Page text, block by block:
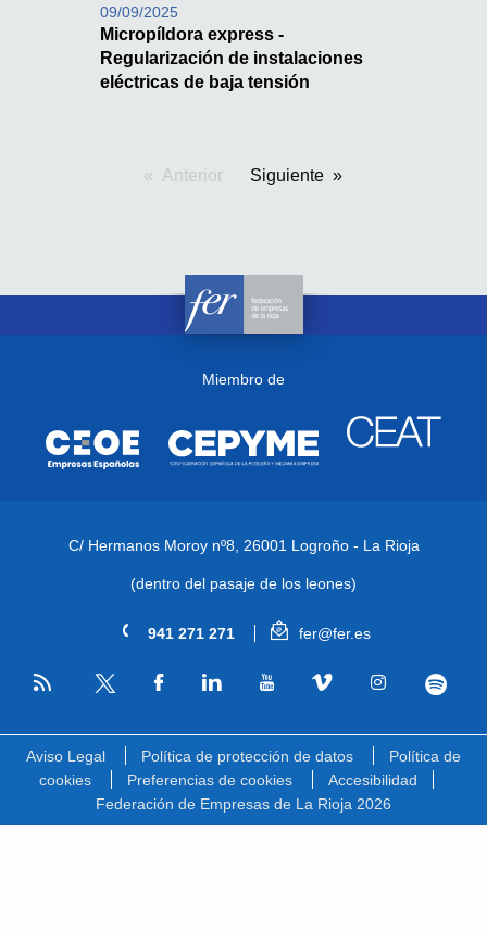
09/09/2025
Micropíldora express -
Regularización de instalaciones
eléctricas de baja tensión
Anterior pagina
Siguiente
Miembro de
C/ Hermanos Moroy nº8, 26001 Logroño - La Rioja
(dentro del pasaje de los leones)
941 271 271 fer@fer.es
RSS
Aviso Legal Política de protección de datos
Política de
cookies
Preferencias de cookies
Accesibilidad
Federación de Empresas de La Rioja 2026